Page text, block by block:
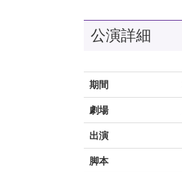
公演詳細
期間
劇場
出演
脚本